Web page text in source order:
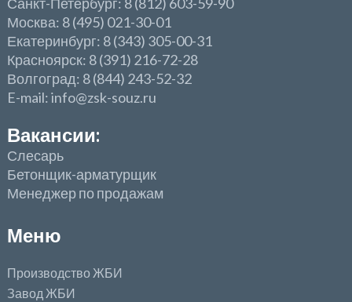
Москва: 8 (495) 021-30-01
Екатеринбург: 8 (343) 305-00-31
Красноярск: 8 (391) 216-72-28
Волгоград: 8 (844) 243-52-32
E-mail: info@zsk-souz.ru
Вакансии:
Слесарь
Бетонщик-арматурщик
Менеджер по продажам
Меню
Производство ЖБИ
Завод ЖБИ